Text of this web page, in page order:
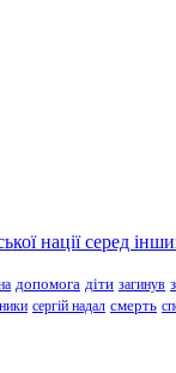
нації серед
допомога діти загинув
сергій надал смерть